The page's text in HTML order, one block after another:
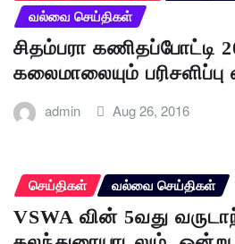
வல்வை செய்திகள்
சிதம்பரா கணிதப்போட்டி
கலைமாலையும் பரிசளிப்பு
admin Aug 26, 2016
செய்திகள் வல்வை செய்திகள்
VSWA வின் 5வது